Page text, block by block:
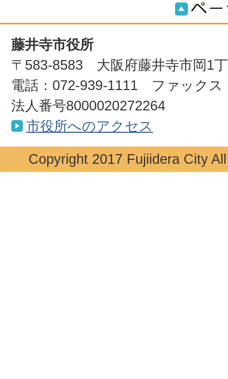
藤井寺市役所
〒583-8583 大阪府藤井寺市岡1
電話：072-939-1111 ファックス
法人番号8000020272264
市役所へのアクセス
Copyright 2017 Fujiidera City